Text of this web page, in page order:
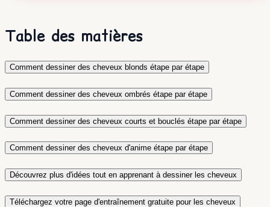
Table des matières
Comment dessiner des cheveux blonds étape par étape
Comment dessiner des cheveux ombrés étape par étape
Comment dessiner des cheveux courts et bouclés étape par étape
Comment dessiner des cheveux d'anime étape par étape
Découvrez plus d'idées tout en apprenant à dessiner les cheveux
Téléchargez votre page d'entraînement gratuite pour les cheveux